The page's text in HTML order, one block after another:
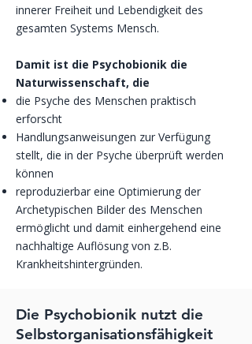
innerer Freiheit und Lebendigkeit des
gesamten Systems Mensch.
Damit ist die Psychobionik die
Naturwissenschaft, die
die Psyche des Menschen praktisch
erforscht
Handlungsanweisungen zur Verfügung
stellt, die in der Psyche überprüft werden
können
reproduzierbar eine Optimierung der
Archetypischen Bilder des Menschen
ermöglicht und damit einhergehend eine
nachhaltige Auflösung von z.B.
Krankheitshintergründen.
Die Psychobionik nutzt die
Selbstorganisationsfähigkeit